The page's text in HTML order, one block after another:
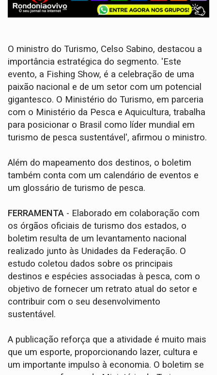
O ministro do Turismo, Celso Sabino, destacou a
importância estratégica do segmento. 'Este
evento, a Fishing Show, é a celebração de uma
paixão nacional e de um setor com um potencial
gigantesco. O Ministério do Turismo, em parceria
com o Ministério da Pesca e Aquicultura, trabalha
para posicionar o Brasil como líder mundial em
turismo de pesca sustentável', afirmou o ministro.
Além do mapeamento dos destinos, o boletim
também conta com um calendário de eventos e
um glossário de turismo de pesca.
FERRAMENTA - Elaborado em colaboração com
os órgãos oficiais de turismo dos estados, o
boletim resulta de um levantamento nacional
realizado junto às Unidades da Federação. O
estudo coletou dados sobre os principais
destinos e espécies associadas à pesca, com o
objetivo de fornecer um retrato atual do setor e
contribuir com o seu desenvolvimento
sustentável.
A publicação reforça que a atividade é muito mais
que um esporte, proporcionando lazer, cultura e
um importante impulso à economia. O boletim se